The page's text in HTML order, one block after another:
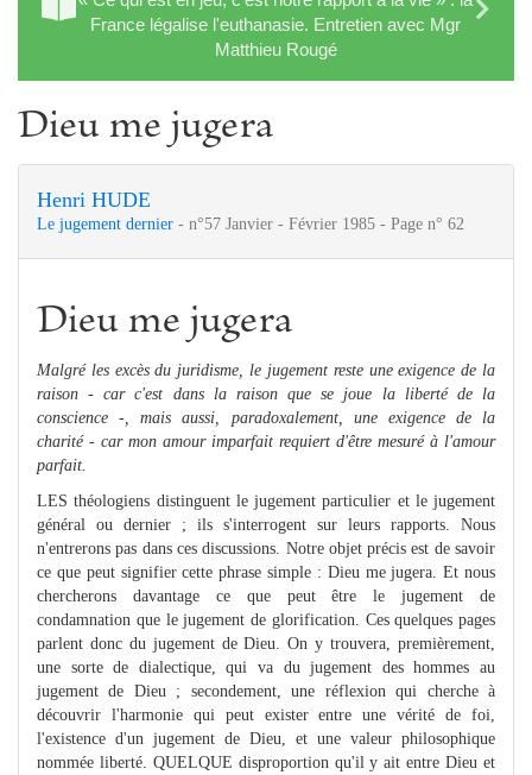
France légalise l'euthanasie. Entretien avec Mgr
Matthieu Rougé
Dieu me jugera
Henri HUDE
Le jugement dernier - n°57 Janvier - Février 1985 - Page n° 62
Dieu me jugera
Malgré les excès du juridisme , le jugement reste uneexigence de la
raison - car c'est dans la raison que se joue la liberté de la
conscience -, mais aussi, paradoxa­lement, une exigence de la
charité - car mon amour imparfait requiert d'être mesuré à l'amour
parfait.
LES théologiens distinguent le jugement particulier et le jugement
général ou dernier ; ils s'interrogent sur leurs rapports. Nous
n'entrerons pas dans ces discussions. Notre objet précis est de savoir
ce que peut signifier cette phrase simple : Dieu me jugera. Et nous
chercherons davantage ce que peut être le jugement de
condamnation que le jugement de glorification. Ces quelques pages
parlent donc du jugement de Dieu. On y trouvera, premièrement,
une sorte de dialectique, qui va du jugement des hommes au
jugement de Dieu ; secondement, une réflexion qui cherche à
découvrir l'harmonie qui peut exister entre une vérité de foi,
l'existence d'un jugement de Dieu, et une valeur philosophique
nommée liberté. QUELQUE disproportion qu'il y ait entre Dieu et